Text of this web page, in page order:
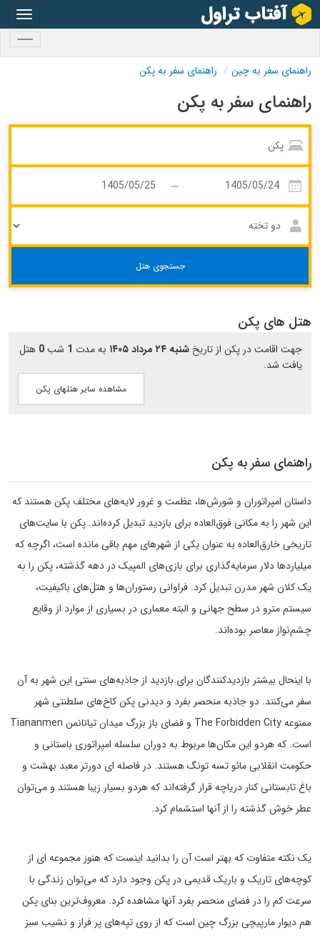
راهنمای سفر به چین راهنمای سفر به پکن
راهنمای سفر به پکن
جستجوی هتل
هتل های پکن
جهت اقامت در پکن از تاریخ شنبه ۲۴ مرداد ۱۴۰۵ به مدت 1 شب0 هتل
یافت شد.
مشاهده سایر هتلهای پکن
راهنمای سفر به پکن
داستان امپراتوران و شورش‌ها، عظمت و غرور لایه‌های مختلف پکن هستند که
این شهر را به مکانی فوق‌العاده برای بازدید تبدیل کرده‌اند. پکن با سایت‌های
تاریخی خارق‌العاده به عنوان یکی از شهرهای مهم باقی مانده است، اگرچه که
میلیاردها دلار سرمایه‌گذاری برای بازی‌های المپیک در دهه گذشته، پکن را به
یک کلان شهر مدرن تبدیل کرد. فراوانی رستوران‌ها و هتل‌های باکیفیت،
سیستم مترو در سطح جهانی و البته معماری در بسیاری از موارد از وقایع
چشم‌نواز معاصر بوده‌اند.
با اینحال بیشتر بازدیدکنندگان برای بازدید از جاذبه‌های سنتی این شهر به آن
سفر می‌کنند. دو جاذبه منحصر بفرد و دیدنی پکن کاخ‌های سلطنتی شهر
ممنوعه The Forbidden City و فضای باز بزرگ میدان تیانانمن Tiananmen
است. که هردو این مکان‌ها مربوط به دوران سلسله امپراتوری باستانی و
حکومت انقلابی مائو تسه تونگ هستند. در فاصله ای دورتر معبد بهشت و
باغ تابستانی کنار دریاچه قرار گرفته‌اند که هردو بسیار زیبا هستند و می‌توان
عطر خوش گذشته را از آنها استشمام کرد.
یک نکته متفاوت که بهتر است آن را بدانید اینست که هنوز مجموعه ای از
کوچه‌های تاریک و باریک قدیمی در پکن وجود دارد که می‌توان زندگی با
سرعت کم را در فضای منحصر بفرد آنها مشاهده کرد. معروف‌ترین بنای پکن
هم دیوار مارپیچی بزرگ چین است که از روی تپه‌های پر فراز و نشیب سبز